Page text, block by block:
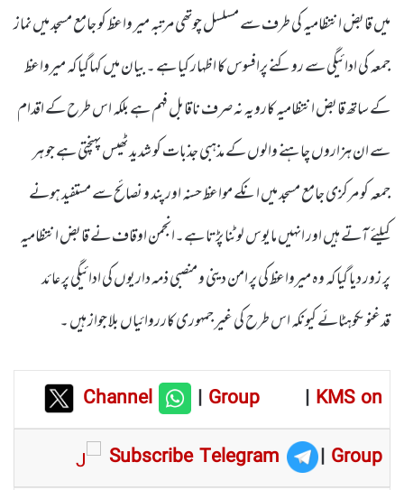
میں قابض انتظامیہ کی طرف سے مسلسل چوتھی مرتبہ میر واعظ کو جامع مسجد میں نماز
جمعہ کی ادائیگی سے روکنے پرافسوس کا اظہار کیا ہے ۔ بیان میں کہاگیا کہ میرواعظ
کے ساتھ قابض انتظامیہ کارویہ نہ صرف ناقابل فہم ہے بلکہ اس طرح کے اقدام
سے ان ہزاروں چاہنے والوں کے مذہبی جذبات کو شدید ٹھیس پہنچتی ہے جو ہر
جمعہ کو مرکزی جامع مسجد میں انکے مواعظ حسنہ اور پند و نصائح سے مستفید ہونے
کیلئے آتے ہیں اور انہیں مایوس لوٹنا پڑتا ہے۔انجمن اوقاف نے قابض انتظامیہ
پر زور دیا گیا کہ وہ میرواعظ کی پر امن دینی و منصبی ذمہ داریوں کی ادائیگی پر عائد
قدغنوںکوہٹائے کیونکہ اس طرح کی غیر جمہوری کارروائیاں بلا جواز ہیں ۔
Channel |Group | KMS on
Subscribe Telegram
| Group